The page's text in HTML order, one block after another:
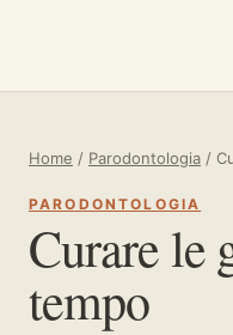
Home / Parodontologia /
PARODONTOLOGIA
Curare le
tempo